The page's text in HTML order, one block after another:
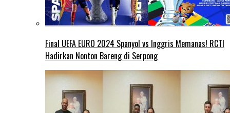
Final UEFA EURO 2024 Spanyol vs Inggris Memanas! RCTI
Hadirkan Nonton Bareng di Serpong